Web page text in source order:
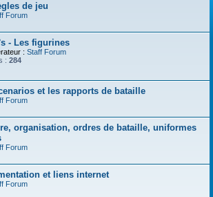
de jeu
Forum
- Les figurines
: Staff Forum
: 284
et les rapports de bataille
Forum
organisation, ordres de bataille, uniformes
Forum
et liens internet
Forum